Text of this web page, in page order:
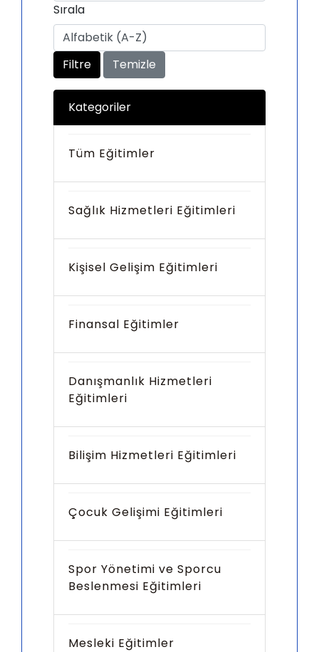
Sırala
Filtre Temizle
Kategoriler
Tüm Eğitimler
Sağlık Hizmetleri Eğitimleri
Kişisel Gelişim Eğitimleri
Finansal Eğitimler
Danışmanlık Hizmetleri
Eğitimleri
Bilişim Hizmetleri Eğitimleri
Çocuk Gelişimi Eğitimleri
Spor Yönetimi ve Sporcu
Beslenmesi Eğitimleri
Mesleki Eğitimler